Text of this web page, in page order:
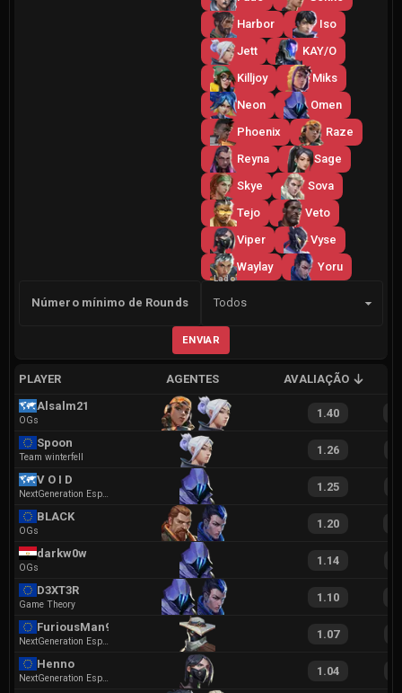
Harbor
Iso
Jett
KAY/O
Killjoy
Miks
Neon
Omen
Phoenix
Raze
Reyna
Sage
Skye
Sova
Tejo
Veto
Viper
Vyse
Waylay
Yoru
Número mínimo de Rounds
Lado
Todos
ENVIAR
PLAYER AGENTES AVALIAÇÃO
Alsalm21
OGs
1.40
Spoon
Team winterfell
1.26
V O I D
NextGeneration Esports
1.25
BLACK
OGs
1.20
darkw0w
OGs
1.14
D3XT3R
Game Theory
1.10
FuriousMan91
NextGeneration Esports
1.07
Henno
NextGeneration Esports
1.04